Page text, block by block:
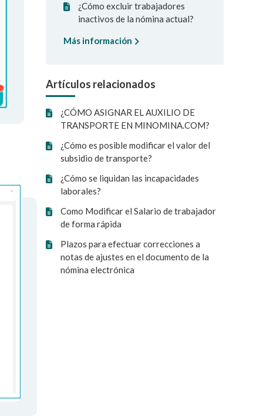
¿Cómo excluir trabajadores
inactivos de la nómina actual?
Más información
Artículos relacionados
¿CÓMO ASIGNAR EL AUXILIO DE
TRANSPORTE EN MINOMINA.COM?
¿Cómo es posible modificar el valor del
subsidio de transporte?
¿Cómo se liquidan las incapacidades
laborales?
Como Modificar el Salario de trabajador
de forma rápida
Plazos para efectuar correcciones a
notas de ajustes en el documento de la
nómina electrónica